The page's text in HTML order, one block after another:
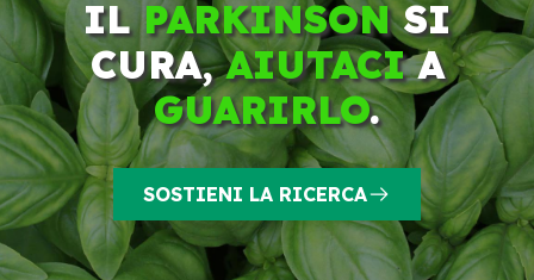
ILPARKINSONSI
CURA,AIUTACIA
GUARIRLO.
SOSTIENI LA RICERCA